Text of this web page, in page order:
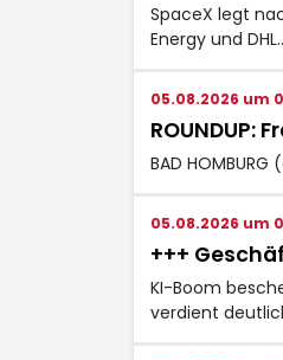
SpaceX legt
Energy und
05.08.2026 um
BAD
05.08.2026 um
+++
KI-Boom
verdient